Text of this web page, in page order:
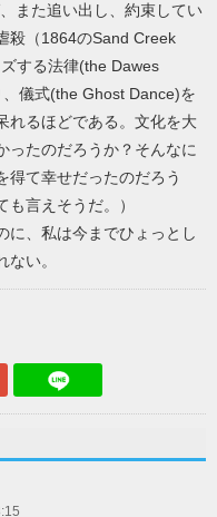
また追い出し、約束してい
殺（1864のSand Creek
する法律(the Dawes
儀式(the Ghost Dance)を
れるほどである。文化を大
ったのだろうか？そんなに
得て幸せだったのだろう
言えそうだ。）
に、私は今までひょっとし
い。
ックマークGoogle Plus